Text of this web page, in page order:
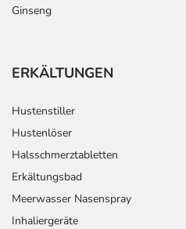
Ginseng
ERKÄLTUNGEN
Hustenstiller
Hustenlöser
Halsschmerztabletten
Erkältungsbad
Meerwasser Nasenspray
Inhaliergeräte